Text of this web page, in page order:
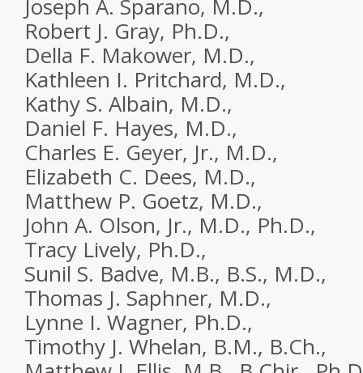
Joseph A. Sparano, M.D.,
Robert J. Gray, Ph.D.,
Della F. Makower, M.D.,
Kathleen I. Pritchard, M.D.,
Kathy S. Albain, M.D.,
Daniel F. Hayes, M.D.,
Charles E. Geyer, Jr., M.D.,
Elizabeth C. Dees, M.D.,
Matthew P. Goetz, M.D.,
John A. Olson, Jr., M.D., Ph.D.,
Tracy Lively, Ph.D.,
Sunil S. Badve, M.B., B.S., M.D.,
Thomas J. Saphner, M.D.,
Lynne I. Wagner, Ph.D.,
Timothy J. Whelan, B.M., B.Ch.,